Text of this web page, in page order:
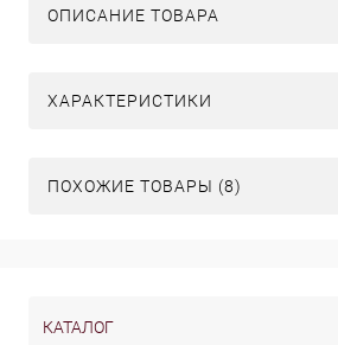
ОПИСАНИЕ ТОВАРА
ХАРАКТЕРИСТИКИ
ПОХОЖИЕ ТОВАРЫ (8)
КАТАЛОГ